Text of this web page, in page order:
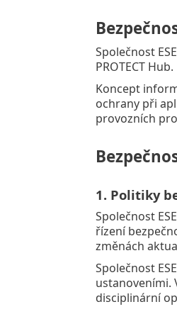
Společnost
PROTECT Hub.
Koncept
ochrany při
provozních
1. Politiky
Společnost
řízení
změnách
Společnost
ustanoveními.
disciplinární